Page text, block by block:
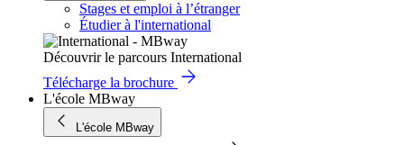
Stages et emploi à l’étranger
Étudier à l'international
Découvrir le parcours International
Télécharge la brochure
L'école MBway
L'école MBway